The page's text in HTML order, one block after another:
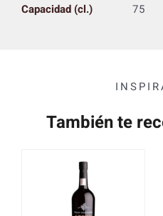
Capacidad (cl.)
75
También te